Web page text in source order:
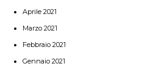
Aprile 2021
Marzo 2021
Febbraio 2021
Gennaio 2021